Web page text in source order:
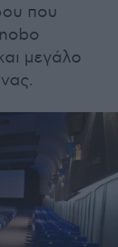
που
μεγάλο